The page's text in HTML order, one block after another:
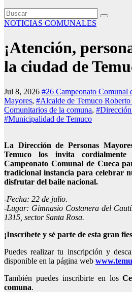
NOTICIAS COMUNALES
¡Atención,
la ciudad de
Jul 8, 2026 #26 Campeonato Comunal
Mayores, #Alcalde de Temuco
Comunitarios de la comuna, #Dirección
#Municipalidad de Temuco
La Dirección de Personas
Temuco los invita
Campeonato Comunal de Cueca
tradicional instancia para celebrar
disfrutar del baile nacional.
-Fecha: 22 de julio.
-Lugar: Gimnasio Costanera del
1315, sector Santa Rosa.
¡Inscríbete y sé parte de esta gran
Puedes realizar tu inscripción y
disponible en la página web
También puedes inscribirte en los
comuna.